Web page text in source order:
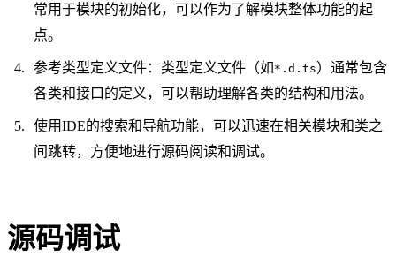
常用于模块的初始化，可以作为了解模块整体功能的起
点。
参考类型定义文件：类型定义文件（如 *.d.ts）通常包含
各类和接口的定义，可以帮助理解各类的结构和用法。
使用IDE的搜索和导航功能，可以迅速在相关模块和类之
间跳转，方便地进行源码阅读和调试。
源码调试